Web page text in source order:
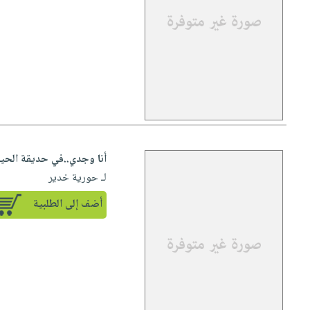
أنا وجدي..في حديقة
لـ حورية خدير
أضف إلى الطلبية